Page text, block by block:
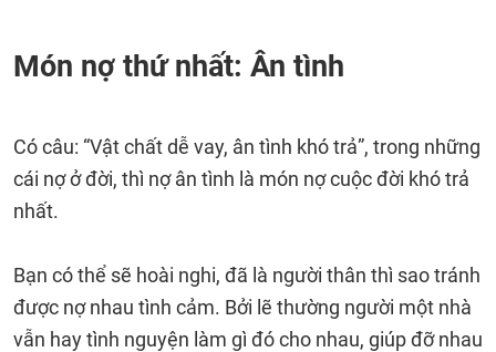
Món nợ thứ nhất: Ân tình
Có câu: “Vật chất dễ vay, ân tình khó trả”, trong những
cái nợ ở đời, thì nợ ân tình là món nợ cuộc đời khó trả
nhất.
Bạn có thể sẽ hoài nghi, đã là người thân thì sao tránh
được nợ nhau tình cảm. Bởi lẽ thường người một nhà
vẫn hay tình nguyện làm gì đó cho nhau, giúp đỡ nhau